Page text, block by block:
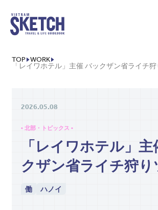
TOP WORK
2026.05.08
• 北部・トピックス •
「レイワホテル」主
クザン省ライチ狩り
働 ハノイ